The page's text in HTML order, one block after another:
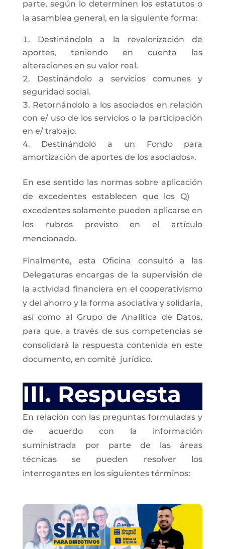
parte, según lo determinen los estatutos o
la asamblea general, en la siguiente forma:
Destinándolo a la revalorización de
aportes, teniendo en cuenta las
alteraciones en su valor real.
Destinándolo a servicios comunes y
seguridad social.
Retornándolo a los asociados en relación
con e/ uso de los servicios o la participación
en e/ trabajo.
Destinándolo a un Fondo para
amortización de aportes de los asociados».
En ese sentido las normas sobre aplicación
de excedentes establecen que los Q)
excedentes solamente pueden aplicarse en
los rubros previsto en el artículo
mencionado.
Finalmente, esta Oficina consultó a las
Delegaturas encargas de la supervisión de
la actividad financiera en el cooperativismo
y del ahorro y la forma asociativa y solidaria,
así como al Grupo de Analítica de Datos,
para que, a través de sus competencias se
consolidará la respuesta contenida en este
documento, en comité jurídico.
III. Respuesta
En relación con las preguntas formuladas y
de acuerdo con la información
suministrada por parte de las áreas
técnicas se pueden resolver los
interrogantes en los siguientes términos: